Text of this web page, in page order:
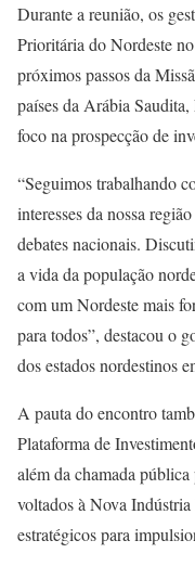
Durante a reunião, os
Prioritária do Nordeste
próximos passos da
países da Arábia
foco na prospecção de
“Seguimos trabalhando
interesses da nossa
debates nacionais.
a vida da população
com um Nordeste mais
para todos”, destacou o
dos estados nordestinos
A pauta do encontro
Plataforma de
além da chamada
voltados à Nova
estratégicos para